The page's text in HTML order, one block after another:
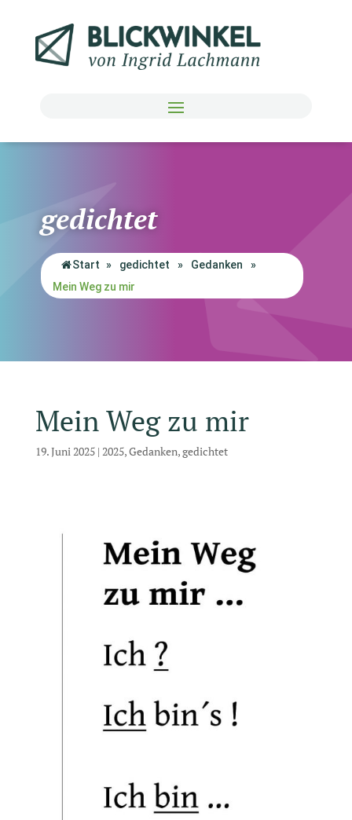
gedichtet
Start » gedichtet » Gedanken
»
Mein Weg zu mir
Mein Weg zu mir
19. Juni 2025| 2025,Gedanken,gedichtet